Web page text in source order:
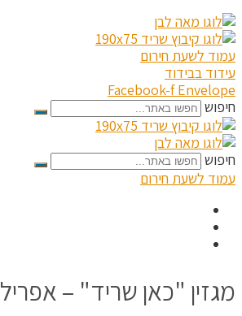
עמוד לשעת חירום
עידוד בבידוד
Facebook-f Envelope
חיפוש
חיפוש
עמוד לשעת חירום
מגזין "כאן שריד" – אפריל 2021